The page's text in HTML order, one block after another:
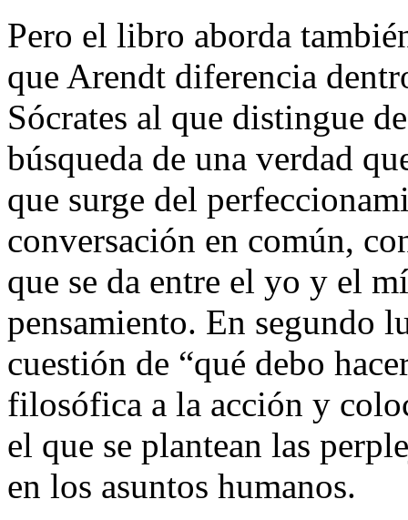
Pero el libro aborda
que Arendt diferencia
Sócrates al que distingue
búsqueda de una verdad
que surge del
conversación en común,
que se da entre el yo y el
pensamiento. En segundo
cuestión de “qué debo
filosófica a la acción y
el que se plantean las
en los asuntos humanos.